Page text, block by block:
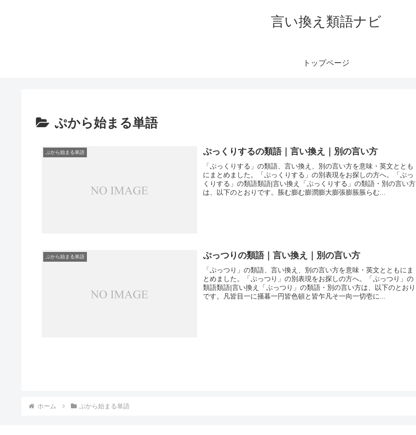
言い換え類語ナビ
トップページ
ぷから始まる単語
ぷから始まる単語 ぷっくりするの類語｜言い換え｜別の言い方
「ぷっくりする」の類語、言い換え、別の言い方を意味・英文ととも
にまとめました。「ぷっくりする」の別表現をお探しの方へ。「ぷっ
くりする」の類語類語|言い換え「ぷっくりする」の類語・別の言い方
は、以下のとおりです。脹む膨む膨潤膨大膨張膨脹脹らむ...
ぷから始まる単語 ぷっつりの類語｜言い換え｜別の言い方
「ぷっつり」の類語、言い換え、別の言い方を意味・英文とともにま
とめました。「ぷっつり」の別表現をお探しの方へ。「ぷっつり」の
類語類語|言い換え「ぷっつり」の類語・別の言い方は、以下のとおり
です。凡皆目一に掻暮一円皆色頓と皆乍凡そ一向一切壱に...
ホーム ぷから始まる単語